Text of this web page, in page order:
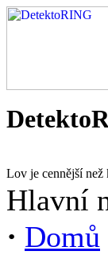
Lov je cennější než
Hlavní
· Domů